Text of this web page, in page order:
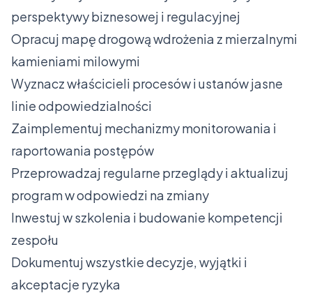
perspektywy biznesowej i regulacyjnej
Opracuj mapę drogową wdrożenia z mierzalnymi
kamieniami milowymi
Wyznacz właścicieli procesów i ustanów jasne
linie odpowiedzialności
Zaimplementuj mechanizmy monitorowania i
raportowania postępów
Przeprowadzaj regularne przeglądy i aktualizuj
program w odpowiedzi na zmiany
Inwestuj w szkolenia i budowanie kompetencji
zespołu
Dokumentuj wszystkie decyzje, wyjątki i
akceptacje ryzyka